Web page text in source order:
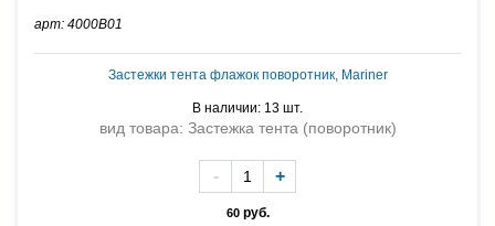
арт: 4000B01
Застежки тента флажок поворотник, Mariner
В наличии: 13 шт.
вид товара: Застежка тента (поворотник)
60руб.
- +